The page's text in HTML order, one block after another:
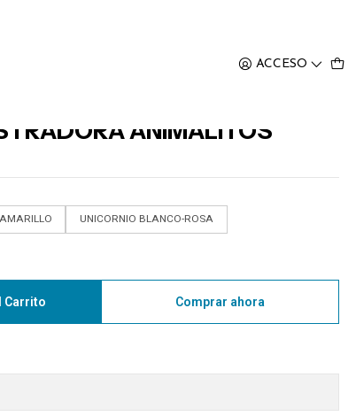
ACCESO
ANIMALITOS
UNICORNIO BLANCO-ROSA
Carrito Comprar ahora